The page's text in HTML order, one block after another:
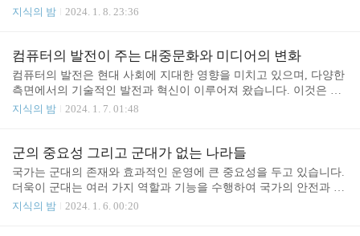
할 수 있습니다. 이는 일반적인 공포에 대한 반응인데, 이는 도망치
한 방식으로 조리되고 소비됩니다. 다양한 조리 방법과 향신료, 소스
입니다. 치킨, 후라이드 치킨의 탄생 프라이드치킨은 닭을 튀김 기름
에 튀겨서 바삭하게 만든 요리로, 전 세계적으로 인기가 많습니다.
그렇다면 이 요리는 어떻게 탄생하게 된 것일까요? 프라이드치킨은
인들에게서 만들어진 요리이기 때문입니다. 당시 백인들은 닭의 맛
지식의 밤 2024. 1. 8. 23:36
컴퓨터의 발전이 주는 대중문화와 미디어의 변화
컴퓨터의 발전은 현대 사회에 지대한 영향을 미치고 있으며, 다양한
측면에서의 기술적인 발전과 혁신이 이루어져 왔습니다. 이것은 또
한 대중문화의 변화에 지대한 영향을 주고 있습니다. 그렇다면 컴퓨
있으며, 상호작용이 지속적으로 진화하고 있습니다. 컴퓨터의 등장
은 대중문화를 혁신하고 새로운 형태로 구성하는 데 결정적인 역할
을 하고 있습니다. 게임 산업은 이 관계에서 가장 두드러진 부분 중
하며, 이를 통해 감정을 공유하고 소통할 수 있는 플랫폼을 제공합니
지식의 밤 2024. 1. 7. 01:48
군의 중요성 그리고 군대가 없는 나라들
국가는 군대의 존재와 효과적인 운영에 큰 중요성을 두고 있습니다.
더욱이 군대는 여러 가지 역할과 기능을 수행하여 국가의 안전과 안
정을 유지하는 데 중요한 역할을 합니다. 군대의 필요성은 다양한 측
지식의 밤 2024. 1. 6. 00:20